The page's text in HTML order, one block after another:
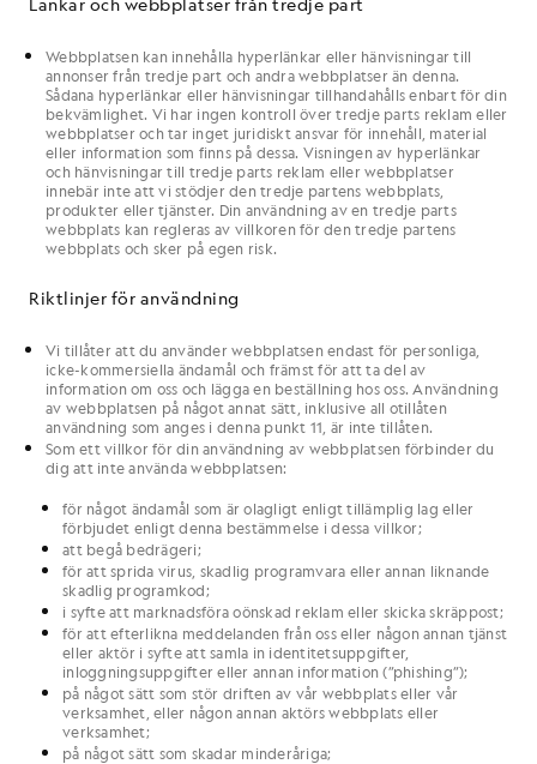
Webbplatsenkan innehålla hyperlänkar eller hänvisningar till
annonser från tredje part och andra webbplatser än denna.
Sådana hyperlänkar eller hänvisningar tillhandahålls enbart för din
bekvämlighet. Vi har ingen kontroll över tredje parts reklam eller
webbplatser och tar inget juridiskt ansvar för innehåll, material
eller information som finns på dessa. Visningen av hyperlänkar
och hänvisningar till tredje parts reklam eller webbplatser
innebär inte attvi stödjer den tredje partens webbplats,
produkter eller tjänster. Din användning av en tredje parts
webbplats kan regleras av villkoren för den tredje partens
webbplats och sker på egen risk.
Riktlinjer för användning
Vi tillåter att du använder webbplatsen endast för personliga,
icke-kommersiella ändamål och främst för att ta del av
information om oss och lägga en beställning hos oss. Användning
av webbplatsen på något annat sätt, inklusive all otillåten
användning som anges i denna punkt 11, är inte tillåten.
Som ett villkor för din användning av webbplatsen förbinder du
dig att inte använda webbplatsen:
för något ändamål som är olagligt enligt tillämplig lag eller
förbjudet enligt denna bestämmelse i dessa villkor;
att begå bedrägeri;
för att sprida virus, skadlig programvara eller annan liknande
skadlig programkod;
i syfte att marknadsföra oönskad reklam eller skicka skräppost;
för att efterlikna meddelanden från oss eller någon annan tjänst
eller aktör i syfte att samla in identitetsuppgifter,
inloggningsuppgifter eller annan information (”phishing”);
på något sätt som stör driften av vår webbplats eller vår
verksamhet, eller någon annan aktörs webbplats eller
verksamhet;
på något sätt som skadar minderåriga;